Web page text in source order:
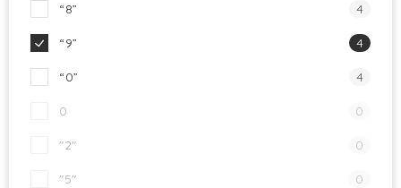
“8” 4
“9” 4
“0” 4
0 0
"2" 0
"5" 0